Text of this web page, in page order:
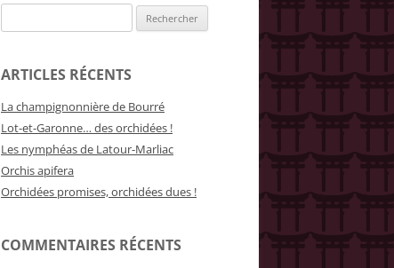
ARTICLES RÉCENTS
La champignonnière de Bourré
Lot-et-Garonne… des orchidées !
Les nymphéas de Latour-Marliac
Orchis apifera
Orchidées promises, orchidées dues !
COMMENTAIRES RÉCENTS